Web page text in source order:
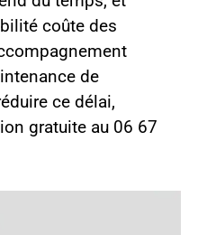
coûte des
de
ce délai,
gratuite au 06 67